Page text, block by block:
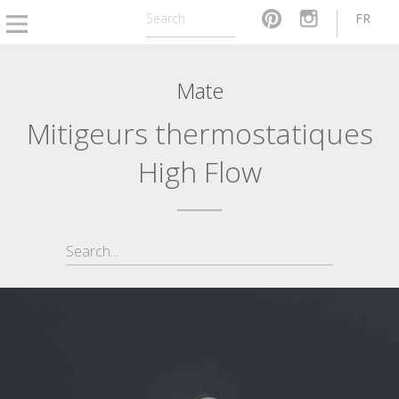
FR
Mate
Mitigeurs thermostatiques
High Flow